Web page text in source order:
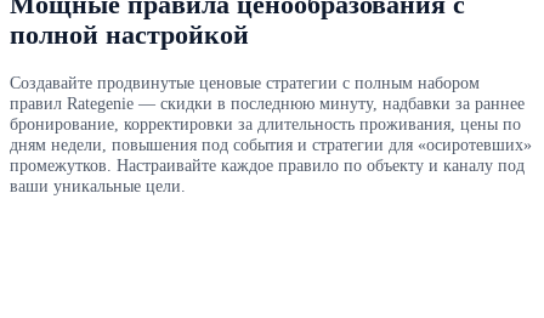
полной настройкой
Создавайте продвинутые ценовые стратегии с полным набором
правил Rategenie — скидки в последнюю минуту, надбавки за раннее
бронирование, корректировки за длительность проживания, цены по
дням недели, повышения под события и стратегии для «осиротевших»
промежутков. Настраивайте каждое правило по объекту и каналу под
ваши уникальные цели.